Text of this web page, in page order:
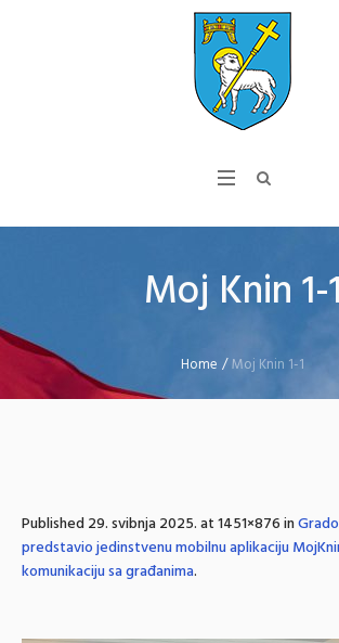
Moj Knin 1-1
Home /Moj Knin 1-1
Published29. svibnja 2025.at 1451×876 in
predstavio jedinstvenu mobilnu aplikaciju
komunikaciju sa građanima.